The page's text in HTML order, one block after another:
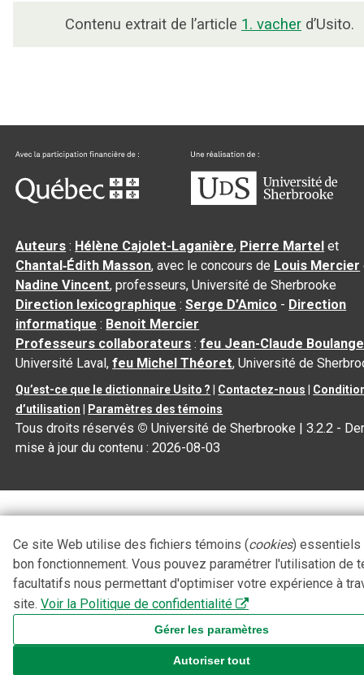
Contenu extrait de l’article 1. vacher d’Usito.
Auteurs : Hélène Cajolet-Laganière, Pierre Martel et
Chantal‑Édith Masson, avec le concours de Louis Mercier
Nadine Vincent, professeurs, Université de Sherbrooke
Direction lexicographique :Serge D’Amico - Direction
informatique : Benoit Mercier
Professeurs collaborateurs :feu Jean-Claude
Université Laval,feu Michel Théoret, Université de
Qu’est-ce que le dictionnaire Usito ? Contactez-nous
d’utilisation
Paramètres des témoins
Tous droits réservés © Université de Sherbrooke |3.2.2 -
mise à jour du contenu :2026-08-03
Ce site Web utilise des fichiers témoins (cookies) essentiels
bon fonctionnement. Vous pouvez paramétrer l'utilisation de
facultatifs nous permettant d'optimiser votre expérience à
site. Voir la Politique de confidentialité
Gérer les paramètres
Autoriser tout